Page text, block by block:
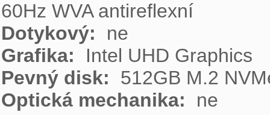
Dotykový:
Grafika:
Pevný disk:
Optická mechanika:
ne